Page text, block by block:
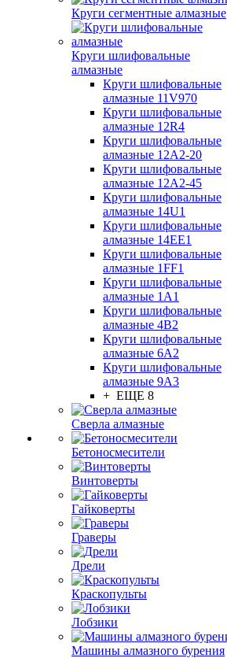
Круги сегментные алмазные
Круги шлифовальные
алмазные
Круги шлифовальные
алмазные 11V970
Круги шлифовальные
алмазные 12R4
Круги шлифовальные
алмазные 12А2-20
Круги шлифовальные
алмазные 12А2-45
Круги шлифовальные
алмазные 14U1
Круги шлифовальные
алмазные 14ЕЕ1
Круги шлифовальные
алмазные 1FF1
Круги шлифовальные
алмазные 1А1
Круги шлифовальные
алмазные 4В2
Круги шлифовальные
алмазные 6A2
Круги шлифовальные
алмазные 9А3
+ ЕЩЕ 8
Сверла алмазные
Бетоносмесители
Винтоверты
Гайковерты
Граверы
Дрели
Краскопульты
Лобзики
Машины алмазного бурения